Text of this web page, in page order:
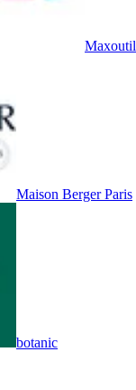
Maxoutil
Maison Berger Paris
botanic